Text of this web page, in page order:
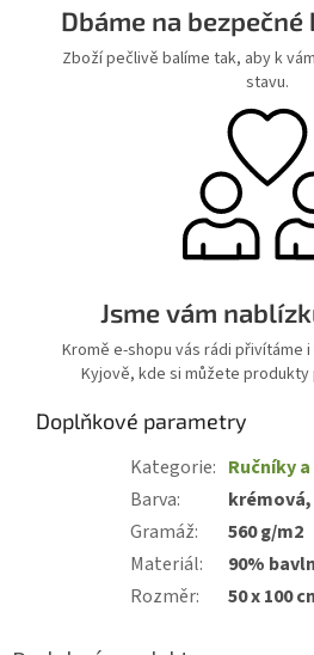
Dbáme na
Zboží pečlivě balíme tak, aby k
stavu.
Jsme vám
Kromě e-shopu vás rádi přivítáme
Kyjově, kde si můžete
Doplňkové parametry
Kategorie: Ručníky
Barva:
Gramáž:
560 g/m2
Materiál:
90%
Rozměr: 50 x 100